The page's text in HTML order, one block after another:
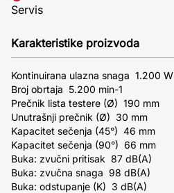
Servis
Karakteristike proizvoda
Kontinuirana ulazna snaga 1.200 W
Broj obrtaja 5.200 min-1
Prečnik lista testere (Ø) 190 mm
Unutrašnji prečnik (Ø) 30 mm
Kapacitet sečenja (45°) 46 mm
Kapacitet sečenja (90°) 66 mm
Buka: zvučni pritisak 87 dB(A)
Buka: zvučna snaga 98 dB(A)
Buka: odstupanje (K) 3 dB(A)